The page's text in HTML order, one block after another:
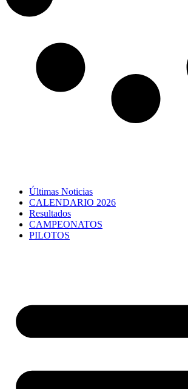
Últimas Noticias
CALENDARIO 2026
Resultados
CAMPEONATOS
PILOTOS